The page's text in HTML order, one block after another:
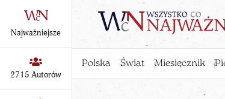
Polska Świat Miesięcznik
Najważniejsze
2715 Autorów